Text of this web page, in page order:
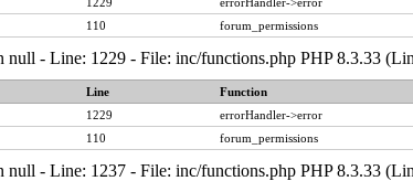
110 forum_permissions
null - Line: 1229 - File: inc/functions.php PHP 8.3.33
Line
Function
1229
errorHandler->error
110 forum_permissions
null - Line: 1237 - File: inc/functions.php PHP 8.3.33